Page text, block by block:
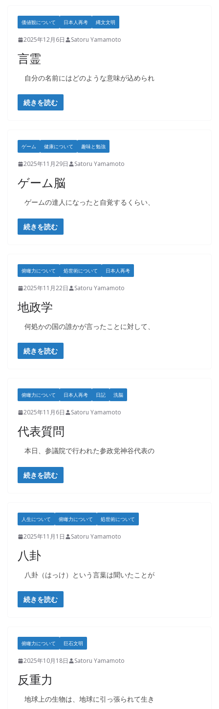
価値観について 日本人再考 縄文文明
2025年12月6日 Satoru Yamamoto
言霊
自分の名前にはどのような意味が込められ
続きを読む
ゲーム 健康について 趣味と勉強
2025年11月29日 Satoru Yamamoto
ゲーム脳
ゲームの達人になったと自覚するくらい、
続きを読む
俯瞰力について 処世術について 日本人再考
2025年11月22日 Satoru Yamamoto
地政学
何処かの国の誰かが言ったことに対して、
続きを読む
俯瞰力について 日本人再考 日記 洗脳
2025年11月6日 Satoru Yamamoto
代表質問
本日、参議院で行われた参政党神谷代表の
続きを読む
人生について 俯瞰力について 処世術について
2025年11月1日 Satoru Yamamoto
八卦
八卦（はっけ）という言葉は聞いたことが
続きを読む
俯瞰力について 巨石文明
2025年10月18日 Satoru Yamamoto
反重力
地球上の生物は、地球に引っ張られて生き